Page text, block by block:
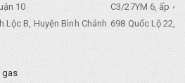
10
C3/27YM 6, ấp 4,
Lộc B, Huyện Bình Chánh 698 Quốc Lộ 22,
gas